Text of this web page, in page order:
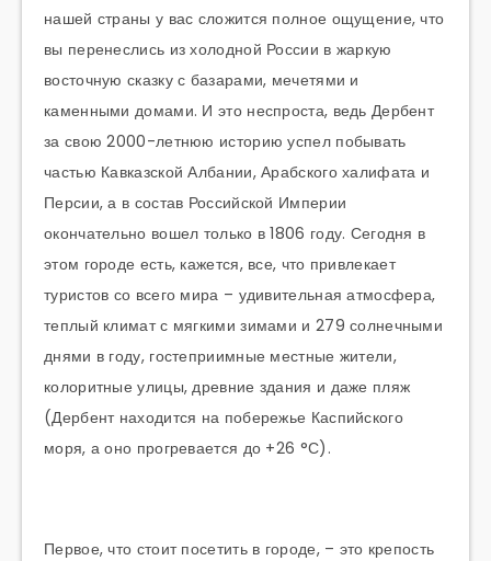
нашей страны у вас сложится полное ощущение, что
вы перенеслись из холодной России в жаркую
восточную сказку с базарами, мечетями и
каменными домами. И это неспроста, ведь Дербент
за свою 2000-летнюю историю успел побывать
частью Кавказской Албании, Арабского халифата и
Персии, а в состав Российской Империи
окончательно вошел только в 1806 году. Сегодня в
этом городе есть, кажется, все, что привлекает
туристов со всего мира – удивительная атмосфера,
теплый климат с мягкими зимами и 279 солнечными
днями в году, гостеприимные местные жители,
колоритные улицы, древние здания и даже пляж
(Дербент находится на побережье Каспийского
моря, а оно прогревается до +26 °С).
Первое, что стоит посетить в городе, – это крепость